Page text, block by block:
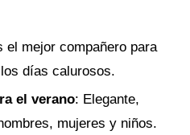
el mejor compañero para
días calurosos.
el verano: Elegante,
mujeres y niños.